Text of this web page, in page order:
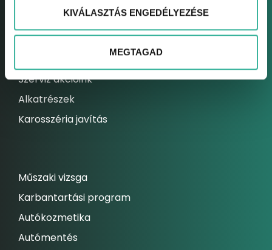
KIVÁLASZTÁS ENGEDÉLYEZÉSE
MEGTAGAD
Elektromos autó szerviz
Kárrendezési centrum
Állandó szolgáltatásaink
Szerviz akcióink
Alkatrészek
Karosszéria javítás
Műszaki vizsga
Karbantartási program
Autókozmetika
Autómentés